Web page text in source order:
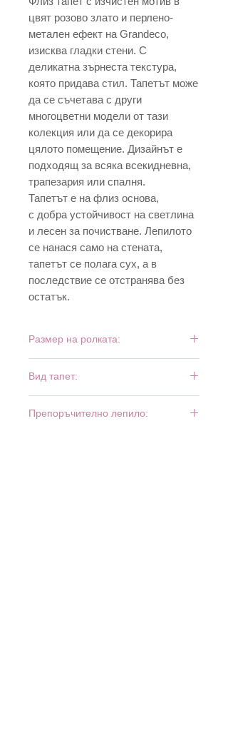
цвят розово злато и перлено-
метален ефект на Grandeco,
изисква гладки стени. С
деликатна зърнеста текстура,
която придава стил. Тапетът може
да се съчетава с други
многоцветни модели от тази
колекция или да се декорира
цялото помещение. Дизайнът е
подходящ за всяка всекидневна,
трапезария или спалня.
Тапетът е на флиз основа,
с добра устойчивост на светлина
и лесен за почистване. Лепилото
се нанася само на стената,
тапетът се полага сух, а в
последствие се отстранява без
остатък.
Размер на ролката:
Вид тапет:
Препоръчително лепило: